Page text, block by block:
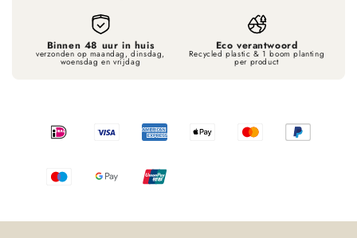
Binnen 48 uur in huis
verzonden op maandag, dinsdag,
woensdag en vrijdag
Eco verantwoord
Recycled plastic & 1 boom planting
per product